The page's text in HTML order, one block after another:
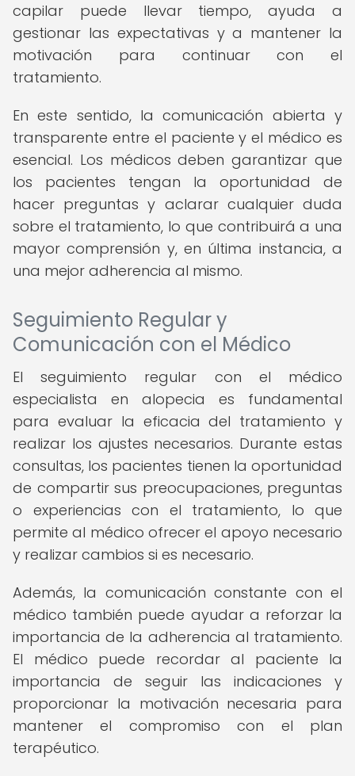
capilar puede llevar tiempo, ayuda a
gestionar las expectativas y a mantener la
motivación para continuar con el
tratamiento.
En este sentido, la comunicación abierta y
transparente entre el paciente y el médico es
esencial. Los médicos deben garantizar que
los pacientes tengan la oportunidad de
hacer preguntas y aclarar cualquier duda
sobre el tratamiento, lo que contribuirá a una
mayor comprensión y, en última instancia, a
una mejor adherencia al mismo.
Seguimiento Regular y
Comunicación con el Médico
El seguimiento regular con el médico
especialista en alopecia es fundamental
para evaluar la eficacia del tratamiento y
realizar los ajustes necesarios. Durante estas
consultas, los pacientes tienen la oportunidad
de compartir sus preocupaciones, preguntas
o experiencias con el tratamiento, lo que
permite al médico ofrecer el apoyo necesario
y realizar cambios si es necesario.
Además, la comunicación constante con el
médico también puede ayudar a reforzar la
importancia de la adherencia al tratamiento.
El médico puede recordar al paciente la
importancia de seguir las indicaciones y
proporcionar la motivación necesaria para
mantener el compromiso con el plan
terapéutico.